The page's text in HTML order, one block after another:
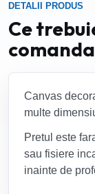
DETALII PRODUS
Ce
comanda
Canvas
multe
Pretul este
sau fisiere
inainte de